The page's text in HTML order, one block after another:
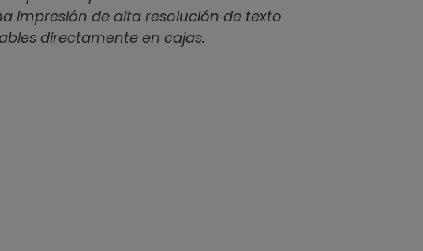
impresión de alta resolución de texto
directamente en cajas.